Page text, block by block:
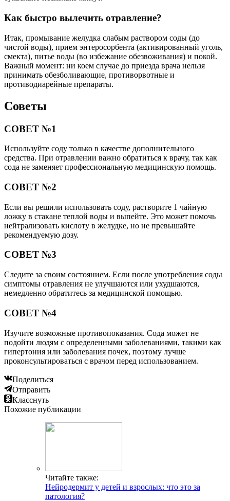
Как быстро вылечить отравление?
Итак, промывание желудка слабым раствором соды (до
чистой воды), прием энтеросорбента (активированный уголь,
смекта), питье воды (во избежание обезвоживания) и покой.
Важный момент: ни коем случае до приезда врача нельзя
принимать обезболивающие, противорвотные и
противодиарейные препараты.
Советы
СОВЕТ №1
Используйте соду только в качестве дополнительного
средства. При отравлении важно обратиться к врачу, так как
сода не заменяет профессиональную медицинскую помощь.
СОВЕТ №2
Если вы решили использовать соду, растворите 1 чайную
ложку в стакане теплой воды и выпейте. Это может помочь
нейтрализовать кислоту в желудке, но не превышайте
рекомендуемую дозу.
СОВЕТ №3
Следите за своим состоянием. Если после употребления соды
симптомы отравления не улучшаются или ухудшаются,
немедленно обратитесь за медицинской помощью.
СОВЕТ №4
Изучите возможные противопоказания. Сода может не
подойти людям с определенными заболеваниями, такими как
гипертония или заболевания почек, поэтому лучше
проконсультироваться с врачом перед использованием.
Поделиться
Отправить
Класснуть
Похожие публикации
Читайте также:
Нейродермит у детей и взрослых: что это за
патология?